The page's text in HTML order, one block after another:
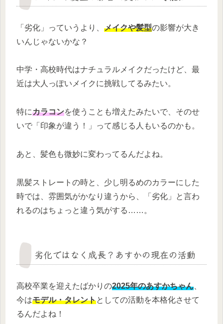
「劣化」っていうより、 メイクや髪型の影響が大き
いんじゃないかな？
中学・高校時代はナチュラルメイクだったけど、最
近は大人っぽいメイクに挑戦してるみたい。
特にカラコンを使うことも増えたみたいで、そのせ
いで「印象が違う！」って感じる人もいるのかも。
あと、髪色も微妙に変わってるんだよね。
黒髪ストレートの時と、少し明るめのカラーにした
時では、雰囲気がかなり違うから、「劣化」と言わ
れるのはちょっと違う気がする……。
劣化ではなく成長？あすかの現在の活動
高校卒業を迎えたばかりの2025年のあすかちゃん
今はモデル・タレントとしての活動を本格化させて
るんだよね！